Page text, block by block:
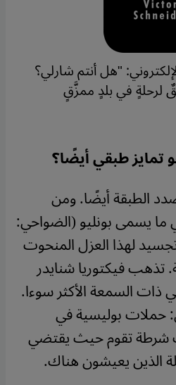
"هل أنتم شارلي؟
لرحلةٍ في بلدٍ ممزَّقٍ
تمايز طبقي أيضًا؟
الطبقة أيضًا. ومن
يسمى بونليو (الضواحي:
لهذا العزل المنحوت
تذهب فيكتوريا شنايدر
السمعة الأكثر سوءا.
حملات بوليسية في
شرطة تقوم حيث يقتضي
الذين يعيشون هناك.